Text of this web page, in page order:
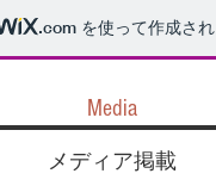
.com を使って作成さ
Media
メディア掲載